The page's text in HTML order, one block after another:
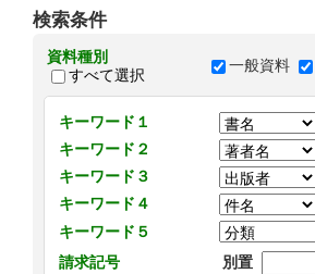
検索条件
資料種別
すべて選択
一般資料
キーワード１
キーワード２
キーワード３
キーワード４
キーワード５
請求記号
別置